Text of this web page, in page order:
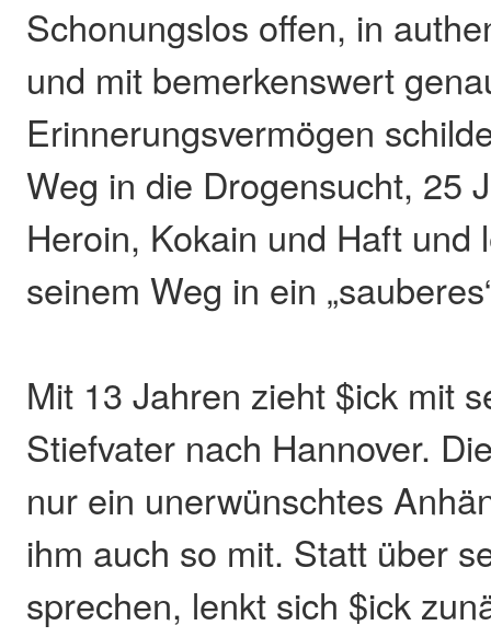
Schonungslos offen, in
und mit bemerkenswert
Erinnerungsvermögen
Weg in die Drogensucht, 25
Heroin, Kokain und Haft und
seinem Weg in ein
Mit 13 Jahren zieht $ick mit
Stiefvater nach Hannover.
nur ein unerwünschtes
ihm auch so mit. Statt über
sprechen, lenkt sich $ick